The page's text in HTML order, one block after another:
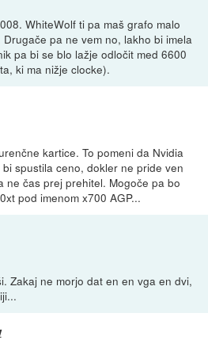
WhiteWolf ti pa maš grafo malo
pa ne vem no, lakho bi imela
pa bi se blo lažje odločit med 6600
ki ma nižje clocke).
kartice. To pomeni da Nvidia
spustila ceno, dokler ne pride ven
ne čas prej prehitel. Mogoče pa bo
pod imenom x700 AGP...
Zakaj ne morjo dat en en vga en dvi,